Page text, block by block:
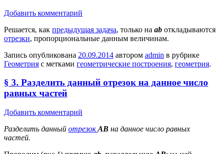
Добавить комментарий
Решается, как предыдущая задача, только на ab откладываются
отрезки, пропорциональные данным величинам.
Запись опубликована 20.09.2014 автором admin в рубрике
Геометрия с метками геометрические построения, геометрия.
§ 3. Разделить данный отрезок на данное число
равных частей
Добавить комментарий
Разделить данный отрезокАВ на данное число равных
частей.